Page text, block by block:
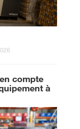
compte
à